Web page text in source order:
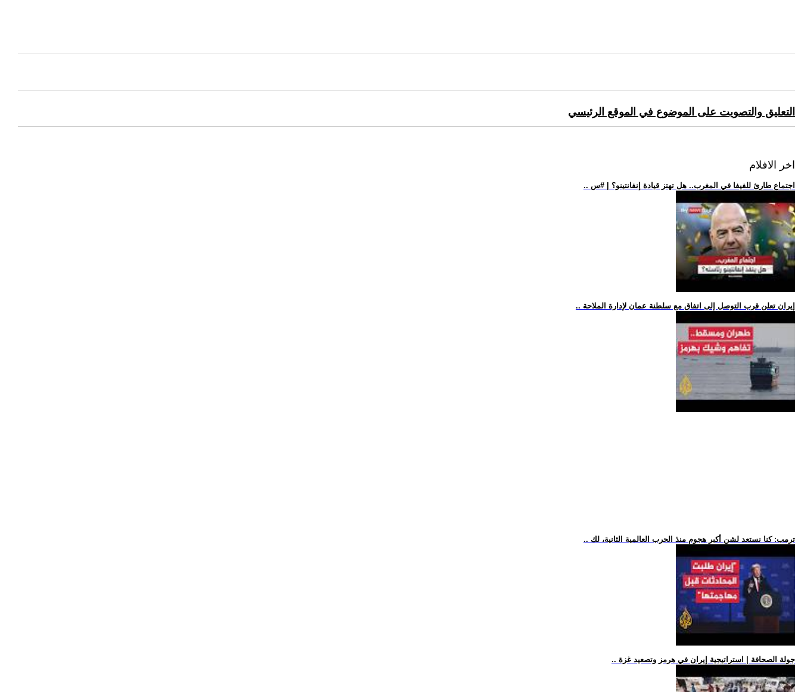
التعليق والتصويت على الموضوع في الموقع الرئيسي
اخر الافلام
.. اجتماع طارئ للفيفا في المغرب.. هل تهتز قيادة إنفانتينو؟ | #س
.. إيران تعلن قرب التوصل إلى اتفاق مع سلطنة عمان لإدارة الملاحة
.. ترمب: كنا نستعد لشن أكبر هجوم منذ الحرب العالمية الثانية، لك
.. جولة الصحافة | استراتيجية إيران في هرمز وتصعيد غزة